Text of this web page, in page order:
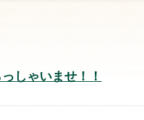
しゃいませ！！